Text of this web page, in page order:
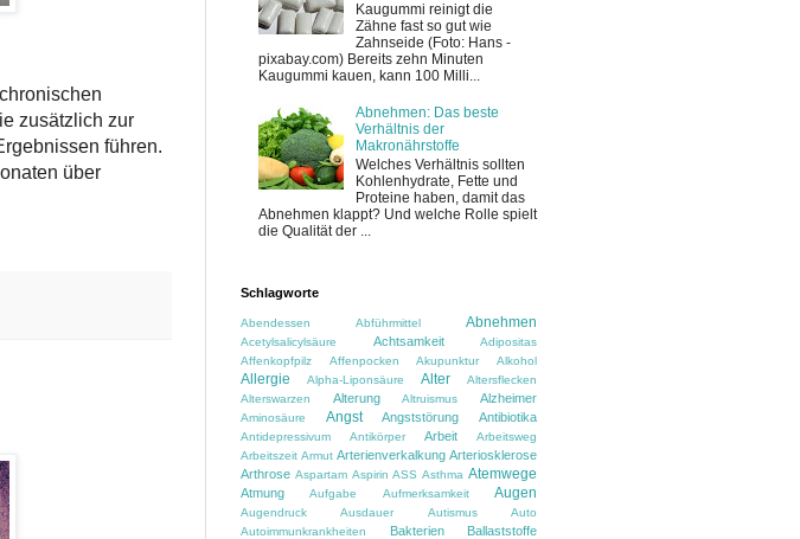
zusätzlich zur
führen.
über
Kaugummi reinigt die
Zähne fast so gut wie
Zahnseide (Foto: Hans -
pixabay.com) Bereits zehn Minuten
Kaugummi kauen, kann 100 Milli...
Abnehmen: Das beste
Verhältnis der
Makronährstoffe
Welches Verhältnis sollten
Kohlenhydrate, Fette und
Proteine haben, damit das
Abnehmen klappt? Und welche Rolle spielt
die Qualität der ...
Schlagworte
Abendessen Abführmittel Abnehmen
Acetylsalicylsäure Achtsamkeit
Adipositas
Affenkopfpilz
Affenpocken Akupunktur Alkohol
Allergie Alpha-Liponsäure Alter
Altersflecken
Alterswarzen
Alterung Altruismus Alzheimer
Aminosäure Angst Angststörung Antibiotika
Antidepressivum Antikörper Arbeit
Arbeitsweg
Arbeitszeit Armut Arterienverkalkung Arteriosklerose
Arthrose Aspartam Aspirin ASS Asthma Atemwege
Atmung Aufgabe Aufmerksamkeit Augen
Augendruck Ausdauer Autismus
Auto
Autoimmunkrankheiten
Bakterien Ballaststoffe